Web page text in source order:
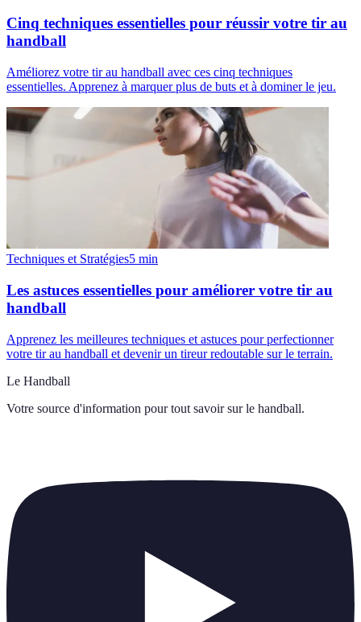
Cinq techniques essentielles pour réussir votre tir au
handball
Améliorez votre tir au handball avec ces cinq techniques
essentielles. Apprenez à marquer plus de buts et à dominer le jeu.
Techniques et Stratégies5 min
Les astuces essentielles pour améliorer votre tir au
handball
Apprenez les meilleures techniques et astuces pour perfectionner
votre tir au handball et devenir un tireur redoutable sur le terrain.
Le Handball
Votre source d'information pour tout savoir sur le handball.